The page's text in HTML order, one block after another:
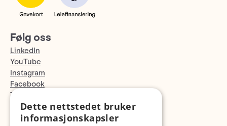
Følg oss
LinkedIn
YouTube
Instagram
Facebook
TikTok
Fotopodden
Dette nettstedet bruker
informasjonskapsler